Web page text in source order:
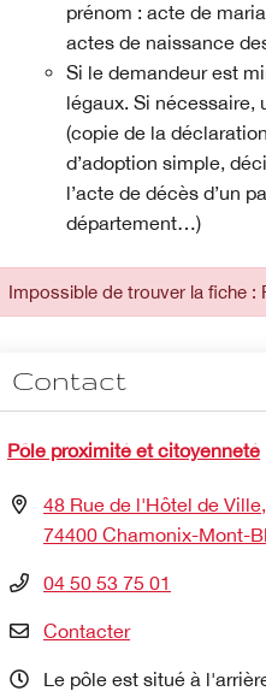
prénom : acte de
actes de naissance
Si le demandeur est
légaux. Si nécessaire,
(copie de la
d’adoption simple,
l’acte de décès d’un
département…)
Impossible de trouver la fiche :
Contact
Pôle proximité et citoyenneté
48 Rue de l'Hôtel de Ville,
74400 Chamonix-Mont-
04 50 53 75 01
Contacter
Le pôle est situé à